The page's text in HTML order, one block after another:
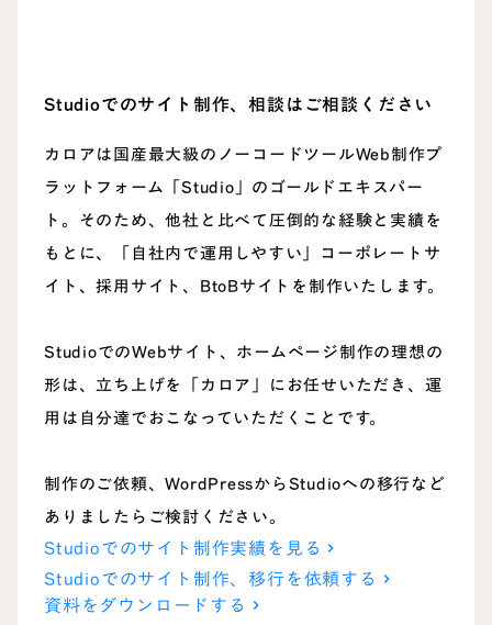
Studioでのサイト制作、相談はご相談ください
カロアは国産最大級のノーコードツールWeb制作プ
ラットフォーム「Studio」のゴールドエキスパー
ト。そのため、他社と比べて圧倒的な経験と実績を
もとに、「自社内で運用しやすい」コーポレートサ
イト、採用サイト、BtoBサイトを制作いたします。
StudioでのWebサイト、ホームページ制作の理想の
形は、立ち上げを「カロア」にお任せいただき、運
用は自分達でおこなっていただくことです。
制作のご依頼、WordPressからStudioへの移行など
ありましたらご検討ください。
Studioでのサイト制作実績を見る keyboard_arrow_right
Studioでのサイト制作、移行を依頼する keyboard_arrow_right
資料をダウンロードする keyboard_arrow_right